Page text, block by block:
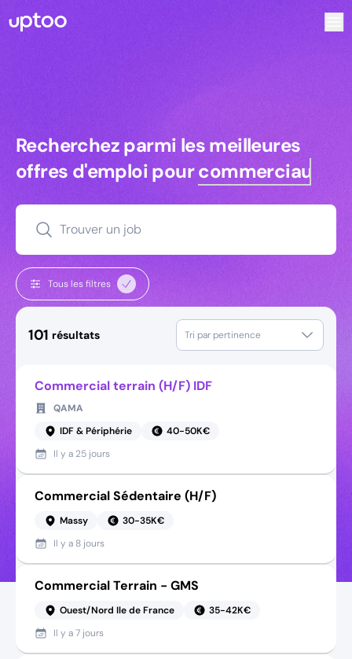
Recherchez parmi les meilleures
Recherchez parmi les meilleures
offres d'emploi pourcommerciaux
Trouver un job
Tous les filtres
101 résultats Tri par pertinence
Commercial terrain (H/F) IDF
QAMA
IDF & Périphérie
40-50K€
Il y a 25 jours
Commercial Sédentaire (H/F)
Massy
30-35K€
Il y a 8 jours
Commercial Terrain - GMS
Ouest/Nord Ile de France
35-42K€
Il y a7 jours